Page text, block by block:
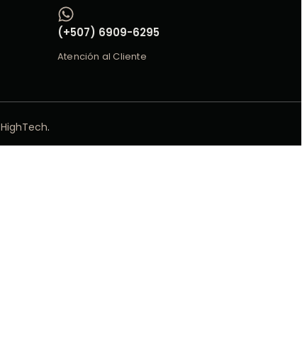
(+507) 6909-6295
Atención al Cliente
HighTech.